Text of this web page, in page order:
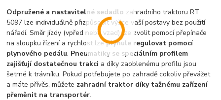
Odpružené a nastavitelné sedadlo zahradního traktoru RT
5097 lze individuálně přizpůsobit výšce vaší postavy bez použití
nářadí. Směr jízdy (vpřed nebo vzad) lze zvolit pomocí přepínače
na sloupku řízení a rychlost lzeplynule regulovat pomocí
plynového pedálu. Pneumatiky se speciálním profilem
zajišťují dostatečnou trakci a díky zaoblenému profilu jsou
šetrné k trávníku. Pokud potřebujete po zahradě cokoliv převážet
a máte přívěs, můžete zahradní traktor díky tažnému zařízení
přeměnit na transportér.